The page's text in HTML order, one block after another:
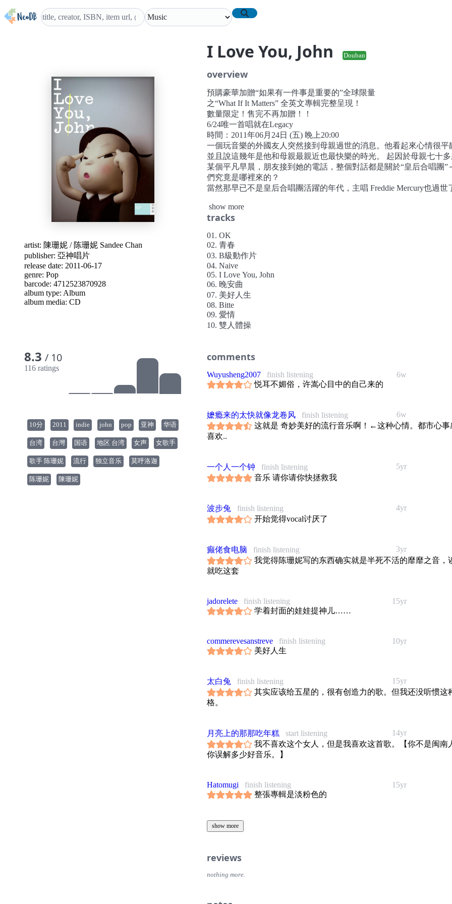
I Love You, John
Douban
artist: 陳珊妮 / 陈珊妮 Sandee Chan
publisher: 亞神唱片
release date: 2011-06-17
genre: Pop
barcode: 4712523870928
album type: Album
album media: CD
8.3 / 10
116 ratings
10分 2011 indie john pop 亚神 华语
台湾 台灣 国语 地区 台湾 女声 女歌手
歌手 陈珊妮 流行 独立音乐 莫呼洛迦
陈珊妮 陳珊妮
overview
預購豪華加贈“如果有一件事是重要的”全球限量
之“What If It Matters” 全英文專輯完整呈現！
數量限定！售完不再加贈！！
6/24唯一首唱就在Legacy
時間：2011年06月24日 (五) 睌上20:00
一個玩音樂的外國友人突然接到母親過世的消息。他看起來心情很平
並且說這幾年是他和母親最親近也最快樂的時光。 起因於母親七十
某個平凡早晨，朋友接到她的電話，整個對話都是關於“皇后合唱團”
們究竟是哪裡來的？
當然那早已不是皇后合唱團活躍的年代，主唱 Freddie Mercury也過世
的專輯，想瞭解每首歌背後的故事，想知道過去的演唱會上發生過什
自有記憶以來從未特別喜歡過什麼音樂的母親，從此瘋狂的愛上皇后
母子倆開始相約喝咖啡一起吃晚餐。“你應該也跟我一樣很想知道，她
麼在七十多歲的某一天迷上皇后合唱團吧？”～朋友說：“於是有一天
了, 你知道她怎麼說的嗎？”
“我從電台聽到他們的歌。你不覺得皇后合唱團很棒嗎？”～這是一個
又自然的理由，只是我們都沒想到而已。 他說母親的晚年過得很開心
為皇后合唱團的音樂，因為開始對他的工作感興趣，因為那些愉快的
和約會。
我們是從幾歲開始不再關心流行音樂了呢？ 幾歲開始不再參加搖滾演
會？？何時開始討厭年輕人的裝扮和語彙？卻又希望自己看起來仍然
可能還是小孩的你我？對於一切事物的期待與喜愛，難道無法找回無
Sandee的全新專輯「I Love You, John」，要跟你一起找回的，就是那
太多理由，單純對於流行音樂充滿熱愛與瘋狂的青春心情！
創作女王陳珊妮
暌違三年 全新清爽暢快大碟" I Love You, John"
給你2011夏天的 城市輕電音
勇敢說大膽做 6/17 個性發行
I Love You, John--
這首歌,要獻給這個世代的可愛美眉。
靈感來自宅神朱學恆某日噗浪寫了: 學習正妹網路語言中:"幹嘛John!"
年輕人都很愛John, 所以
I Love You, John.
雙人體操--
良好的人際關係, 需要更多快樂的肢體互動。
青春--
音樂記憶了關於青春的種種美好, 我們藉由對音樂的熱情, 繼續對青春
往。
如果人生是一首歌, 我們期待它的副歌是什麼樣的呢?
要夠流行容易傳唱又好記, 還是只留給知心的人反覆聆聽...
用那麼多暴力來解決生活上的所有問題。
show more
tracks
01. OK
02. 青春
03. B級動作片
04. Naive
05. I Love You, John
06. 晚安曲
07. 美好人生
08. Bitte
09. 愛情
10. 雙人體操
comments
6w
Wuyusheng2007
finish listening
悦耳不媚俗，许嵩心目中的自己来的
6w
嬷瘾来的太快就像龙卷风
finish listening
这就是 奇妙美好的流行音乐啊！←这种心情。都市心事
喜欢..
5yr
一个人一个钟
finish listening
音乐 请你请你快拯救我
4yr
波步兔
finish listening
开始觉得vocal讨厌了
3yr
癫佬食电脑
finish listening
我觉得陈珊妮写的东西确实就是半死不活的靡靡之音，
就吃这套
15yr
jadorelete
finish listening
学着封面的娃娃提神儿……
10yr
commerevesanstreve
finish listening
美好人生
15yr
太白兔
finish listening
其实应该给五星的，很有创造力的歌。但我还没听惯这
格。
14yr
月亮上的那那吃年糕
start listening
我不喜欢这个女人，但是我喜欢这首歌。【你不是闽南
你误解多少好音乐。】
15yr
Hatomugi
finish listening
整張專輯是淡粉色的
show more
reviews
nothing more.